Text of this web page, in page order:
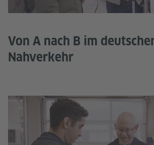
Von A nach B im
Nahverkehr